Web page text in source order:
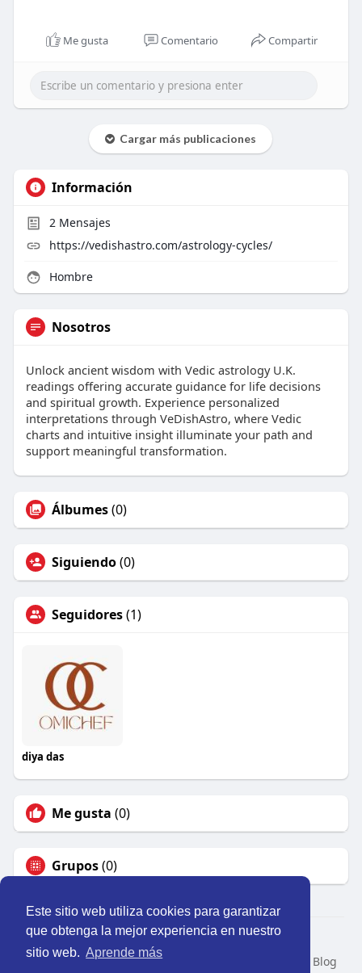
Este sitio web utiliza cookies para garantizar
que obtenga la mejor experiencia en nuestro
sitio web. Aprende más
Me gusta Comentario Compartir
Cargar más publicaciones
Información
2 Mensajes
https://vedishastro.com/astrology-cycles/
Hombre
Nosotros
Unlock ancient wisdom with Vedic astrology U.K.
readings offering accurate guidance for life decisions
and spiritual growth. Experience personalized
interpretations through VeDishAstro, where Vedic
charts and intuitive insight illuminate your path and
support meaningful transformation.
Álbumes(0)
Siguiendo(0)
Seguidores(1)
diya das
Me gusta (0)
Grupos(0)
© 2026 Perú Activo
Inicio
Nosotros Contacto
Blog